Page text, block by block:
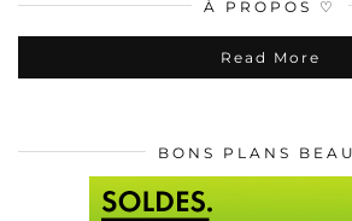
À PROPOS ♡
Read More
BONS PLANS